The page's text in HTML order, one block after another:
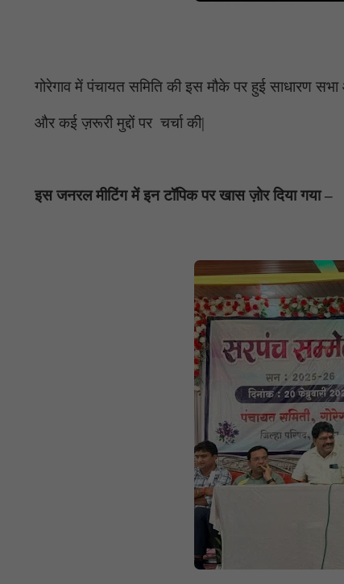
गोरेगाव में पंचायत समिति की इस मौके पर हुई साधारण
और कई ज़रूरी मुद्दों पर चर्चा की|
इस जनरल मीटिंग में इन टॉपिक पर खास ज़ोर दिया गया –